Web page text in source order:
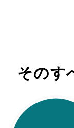
そのす